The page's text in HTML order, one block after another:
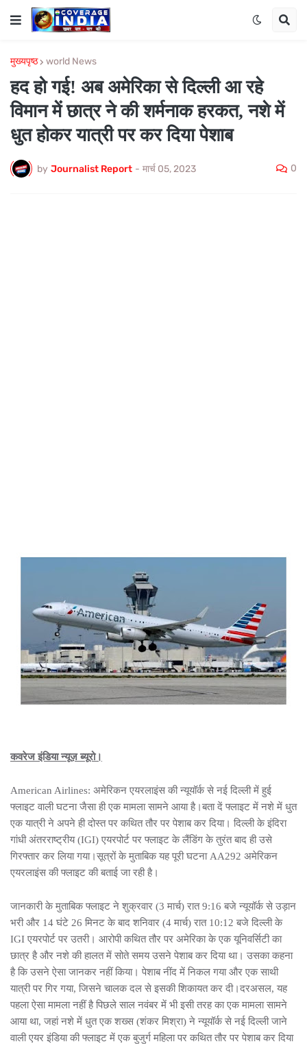
मुख्यपृष्ठ world News
हद हो गई! अब अमेरिका से दिल्ली आ रहे
विमान में छात्र ने की शर्मनाक हरकत, नशे में
धुत होकर यात्री पर कर दिया पेशाब
by Journalist Report - मार्च 05, 2023 0
कवरेज इंडिया न्यूज़ ब्यूरो।
American Airlines: अमेरिकन एयरलाइंस की न्यूयॉर्क से नई दिल्ली में हुई
फ्लाइट वाली घटना जैसा ही एक मामला सामने आया है।बता दें फ्लाइट में नशे में धुत
एक यात्री ने अपने ही दोस्त पर कथित तौर पर पेशाब कर दिया। दिल्ली के इंदिरा
गांधी अंतरराष्ट्रीय (IGI) एयरपोर्ट पर फ्लाइट के लैंडिंग के तुरंत बाद ही उसे
गिरफ्तार कर लिया गया।सूत्रों के मुताबिक यह पूरी घटना AA292 अमेरिकन
एयरलाइंस की फ्लाइट की बताई जा रही है।
जानकारी के मुताबिक फ्लाइट ने शुक्रवार (3 मार्च) रात 9:16 बजे न्यूयॉर्क से उड़ान
भरी और 14 घंटे 26 मिनट के बाद शनिवार (4 मार्च) रात 10:12 बजे दिल्ली के
IGI एयरपोर्ट पर उतरी। आरोपी कथित तौर पर अमेरिका के एक यूनिवर्सिटी का
छात्र है और नशे की हालत में सोते समय उसने पेशाब कर दिया था। उसका कहना
है कि उसने ऐसा जानकर नहीं किया। पेशाब नींद में निकल गया और एक साथी
यात्री पर गिर गया, जिसने चालक दल से इसकी शिकायत कर दी।दरअसल, यह
पहला ऐसा मामला नहीं है पिछले साल नवंबर में भी इसी तरह का एक मामला सामने
आया था, जहां नशे में धुत एक शख्स (शंकर मिश्रा) ने न्यूयॉर्क से नई दिल्ली जाने
वाली एयर इंडिया की फ्लाइट में एक बुजुर्ग महिला पर कथित तौर पर पेशाब कर दिया